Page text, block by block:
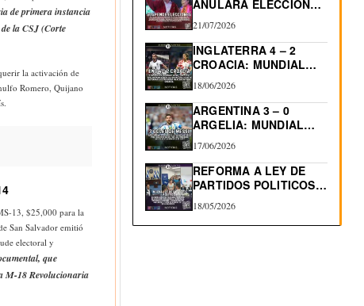
de primera instancia
la CSJ (Corte
la activación de
Romero, Quijano
13, $25,000 para la
San Salvador emitió
electoral y
que
M-18 Revolucionaria
ANULARÀ ELECCIONES
EN NICARAGUA
21/07/2026
INGLATERRA 4 – 2
CROACIA: MUNDIAL
2026
18/06/2026
ARGENTINA 3 – 0
ARGELIA: MUNDIAL
2026…
17/06/2026
REFORMA A LEY DE
PARTIDOS POLITICOS:
RE-ELECCIÓN…
18/05/2026